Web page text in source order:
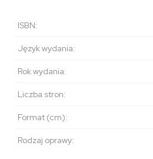
ISBN:
Język wydania:
Rok wydania:
Liczba stron:
Format (cm):
Rodzaj oprawy: